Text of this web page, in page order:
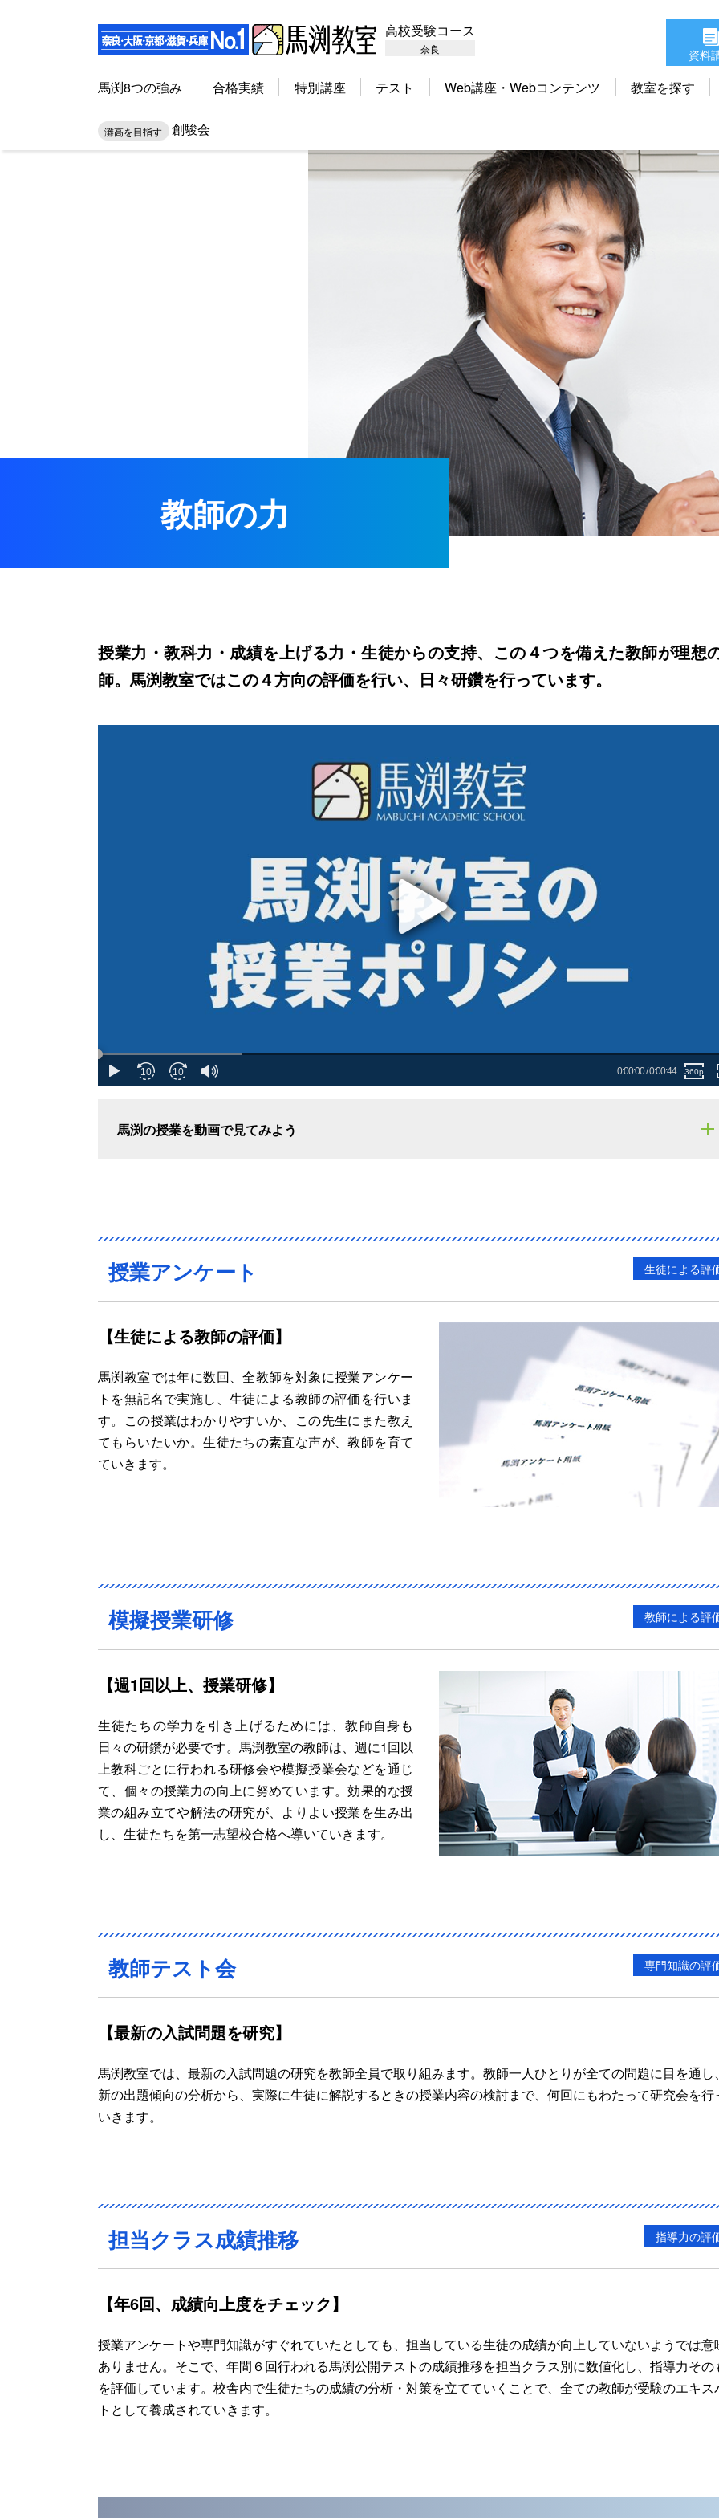
高校受験コース
奈良 資料
馬渕8つの強み 合格実績 特別講座 テスト Web講座・Webコンテンツ 教室を探す
灘高を目指す 創駿会
教師の力
授業力・教科力・成績を上げる力・生徒からの支持、この４つを備えた教師が理想
師。馬渕教室ではこの４方向の評価を行い、日々研鑽を行っています。
馬渕の授業を動画で見てみよう
授業アンケート 生徒による評
【生徒による教師の評価】
馬渕教室では年に数回、全教師を対象に授業アンケー
トを無記名で実施し、生徒による教師の評価を行いま
す。この授業はわかりやすいか、この先生にまた教え
てもらいたいか。生徒たちの素直な声が、教師を育て
ていきます。
模擬授業研修 教師による評
【週1回以上、授業研修】
生徒たちの学力を引き上げるためには、教師自身も
日々の研鑽が必要です。馬渕教室の教師は、週に1回以
上教科ごとに行われる研修会や模擬授業会などを通じ
て、個々の授業力の向上に努めています。効果的な授
業の組み立てや解法の研究が、よりよい授業を生み出
し、生徒たちを第一志望校合格へ導いていきます。
教師テスト会 専門知識の評
【最新の入試問題を研究】
馬渕教室では、最新の入試問題の研究を教師全員で取り組みます。教師一人ひとりが全ての問題に目を通し
新の出題傾向の分析から、実際に生徒に解説するときの授業内容の検討まで、何回にもわたって研究会を行
いきます。
担当クラス成績推移 指導力の評
【年6回、成績向上度をチェック】
授業アンケートや専門知識がすぐれていたとしても、担当している生徒の成績が向上していないようでは意
ありません。そこで、年間６回行われる馬渕公開テストの成績推移を担当クラス別に数値化し、指導力その
を評価しています。校舎内で生徒たちの成績の分析・対策を立てていくことで、全ての教師が受験のエキス
トとして養成されていきます。